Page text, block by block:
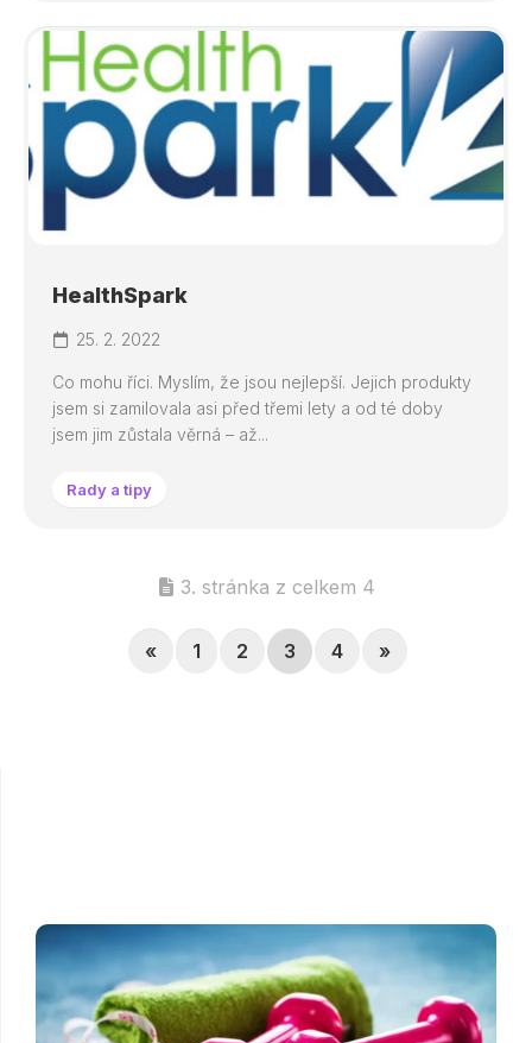
HealthSpark
25. 2. 2022
Co mohu říci. Myslím, že jsou nejlepší. Jejich produkty
jsem si zamilovala asi před třemi lety a od té doby
jsem jim zůstala věrná – až...
Rady a tipy
3. stránka z celkem 4
« 1 2 3 4 »